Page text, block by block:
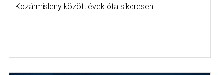
Kozármisleny között évek óta sikeresen...